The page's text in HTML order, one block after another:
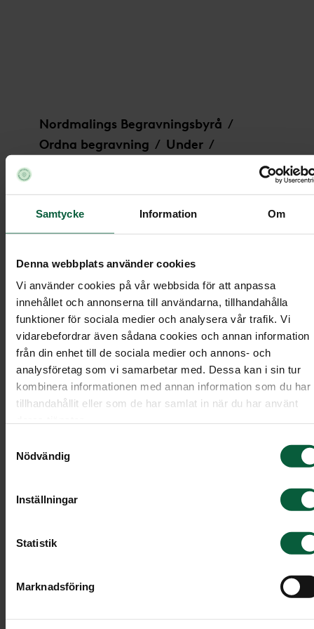
Samtycke Information Om
Denna webbplats använder cookies
Vi använder cookies på vår webbsida för att anpassa
innehållet och annonserna till användarna, tillhandahålla
funktioner för sociala medier och analysera vår trafik. Vi
vidarebefordrar även sådana cookies och annan information
från din enhet till de sociala medier och annons- och
analysföretag som vi samarbetar med. Dessa kan i sin tur
kombinera informationen med annan information som du har
tillhandahållit eller som de har samlat in när du har använt
Nödvändig
Inställningar
Statistik
Marknadsföring
Nordmalings Begravningsbyrå /
Ordna begravning / Under /
Dekoration - Vindens viskning
Dekoration - Vindens viskning
En stor blomsterdekoration med cremevita rosor